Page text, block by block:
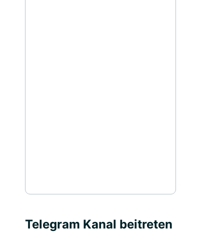
Telegram Kanal beitreten